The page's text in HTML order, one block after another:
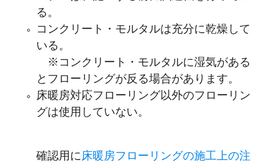
る。
コンクリート・モルタルは充分に乾燥して
いる。
※コンクリート・モルタルに湿気がある
とフローリングが反る場合があります。
床暖房対応フローリング以外のフローリン
グは使用していない。
確認用に床暖房フローリングの施工上の注